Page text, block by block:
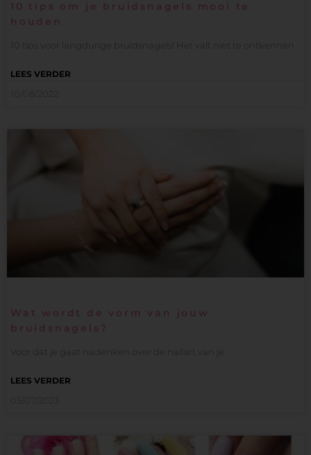
10 tips om je bruidsnagels mooi te
houden
10 tips voor langdurige bruidsnagels! Het valt niet te ontkennen
LEES VERDER
Wat wordt de vorm van jouw
bruidsnagels?
Voor dat je gaat nadenken over de nailart van je
LEES VERDER